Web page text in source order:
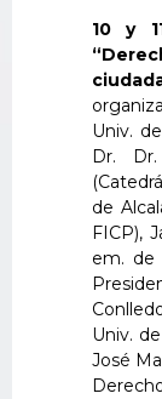
10 y
Univ.
Dr.
de
FICP),
em. de
Univ.
José